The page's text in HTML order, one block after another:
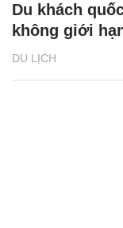
DU LỊCH
Du khách
không giới